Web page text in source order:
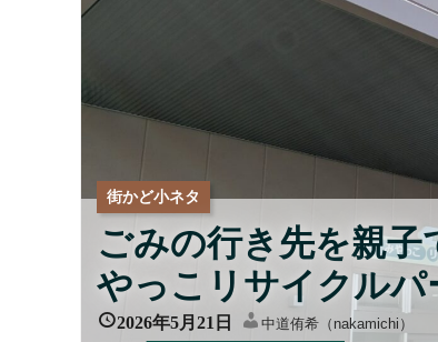
街かど小ネタ
ごみの行き先を親
やっこリサイクル
2026年5月21日 中道侑希（nakamichi）